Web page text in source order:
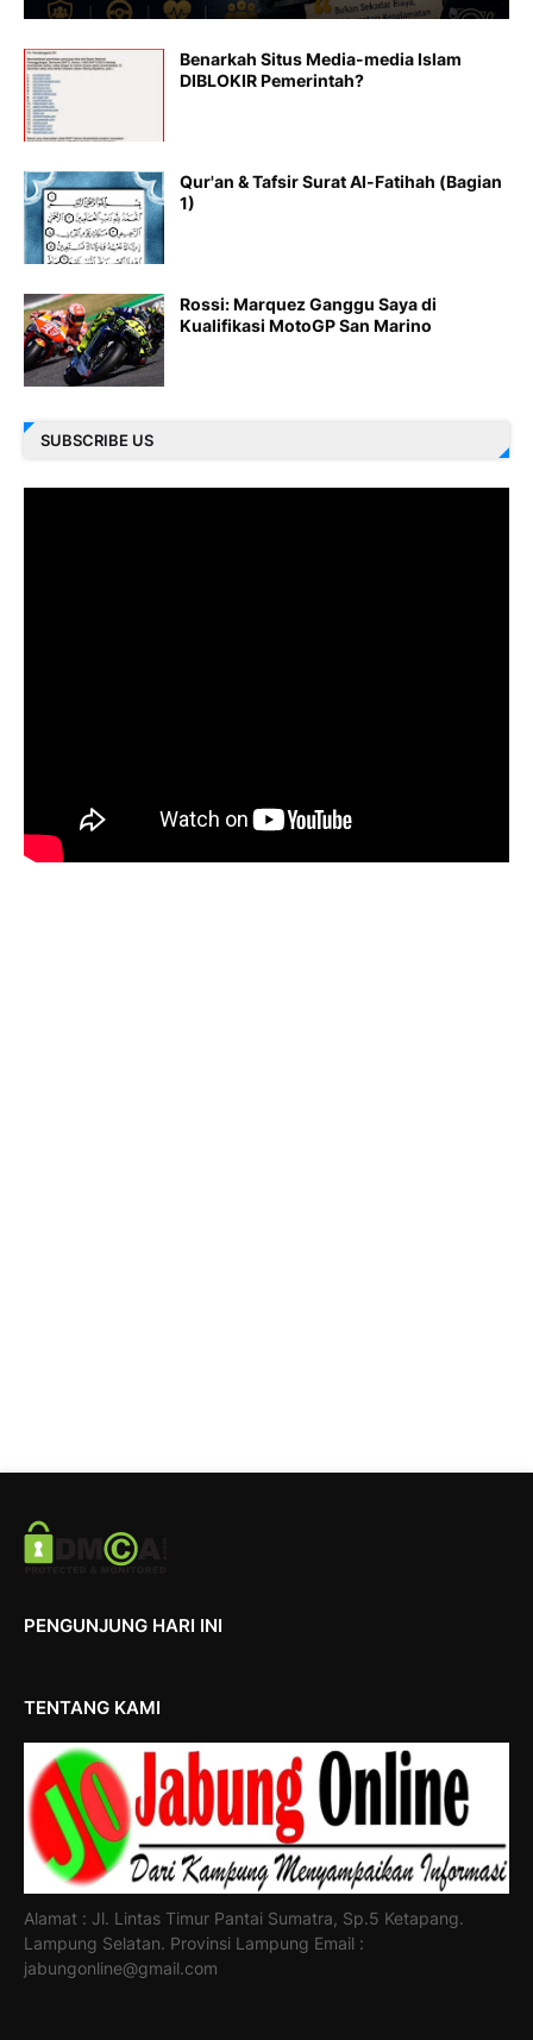
Benarkah Situs Media-media Islam
DIBLOKIR Pemerintah?
Qur'an & Tafsir Surat Al-Fatihah (Bagian
1)
Rossi: Marquez Ganggu Saya di
Kualifikasi MotoGP San Marino
SUBSCRIBE US
PENGUNJUNG HARI INI
TENTANG KAMI
Alamat : Jl. Lintas Timur Pantai Sumatra, Sp.5 Ketapang.
Lampung Selatan. Provinsi Lampung Email :
jabungonline@gmail.com